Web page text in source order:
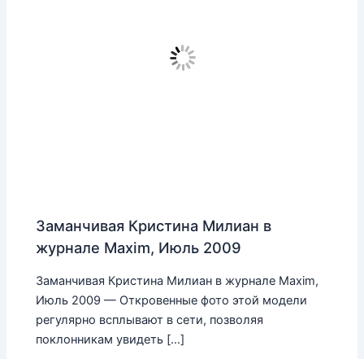
Заманчивая Кристина Милиан в
журнале Maxim, Июль 2009
Заманчивая Кристина Милиан в журнале Maxim,
Июль 2009 — Откровенные фото этой модели
регулярно всплывают в сети, позволяя
поклонникам увидеть […]